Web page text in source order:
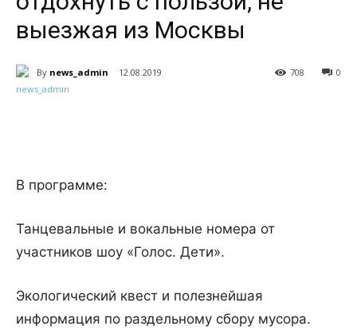
выезжая из Москвы
By news_admin 12.08.2019 0
708
В программе:
Танцевальные и вокальные номера от
участников шоу «Голос. Дети».
Экологический квест и полезнейшая
информация по раздельному сбору мусора.